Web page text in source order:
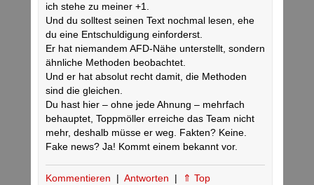
ich stehe zu meiner +1.
Und du solltest seinen Text nochmal lesen, ehe
du eine Entschuldigung einforderst.
Er hat niemandem AFD-Nähe unterstellt, sondern
ähnliche Methoden beobachtet.
Und er hat absolut recht damit, die Methoden
sind die gleichen.
Du hast hier – ohne jede Ahnung – mehrfach
behauptet, Toppmöller erreiche das Team nicht
mehr, deshalb müsse er weg. Fakten? Keine.
Fake news? Ja! Kommt einem bekannt vor.
Kommentieren | Antworten | ⇑ Top